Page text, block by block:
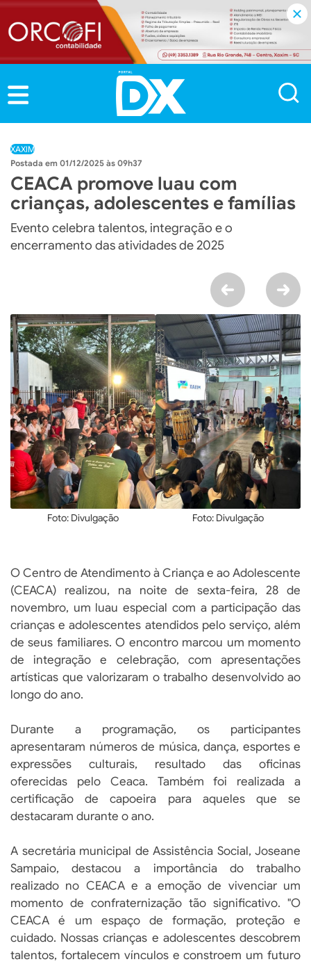
XAXIM
01/12/2025 às 09h37
CEACA promove luau com
crianças, adolescentes e famílias
Evento celebra talentos, integração e o
encerramento das atividades de 2025
Foto: Divulgação Foto: Divulgação
O Centro de Atendimento à Criança e ao Adolescente
(CEACA) realizou, na noite de sexta-feira, 28 de
novembro, um luau especial com a participação das
crianças e adolescentes atendidos pelo serviço, além
de seus familiares. O encontro marcou um momento
de integração e celebração, com apresentações
artísticas que valorizaram o trabalho desenvolvido ao
longo do ano.
Durante a programação, os participantes
apresentaram números de música, dança, esportes e
expressões culturais, resultado das oficinas
oferecidas pelo Ceaca. Também foi realizada a
certificação de capoeira para aqueles que se
destacaram durante o ano.
A secretária municipal de Assistência Social, Joseane
Sampaio, destacou a importância do trabalho
realizado no CEACA e a emoção de vivenciar um
momento de confraternização tão significativo. "O
CEACA é um espaço de formação, proteção e
cuidado. Nossas crianças e adolescentes descobrem
talentos, fortalecem vínculos e constroem um futuro